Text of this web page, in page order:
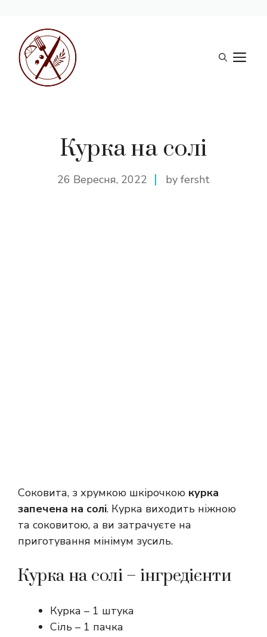
вмісту
Курка на солі
26 Вересня, 2022 by fersht
Соковита, з хрумкою шкірочкою курка
запечена на солі. Курка виходить ніжною
та соковитою, а ви затрачуєте на
приготування мінімум зусиль.
Курка на солі – інгредієнти
Курка – 1 штука
Сіль – 1 пачка